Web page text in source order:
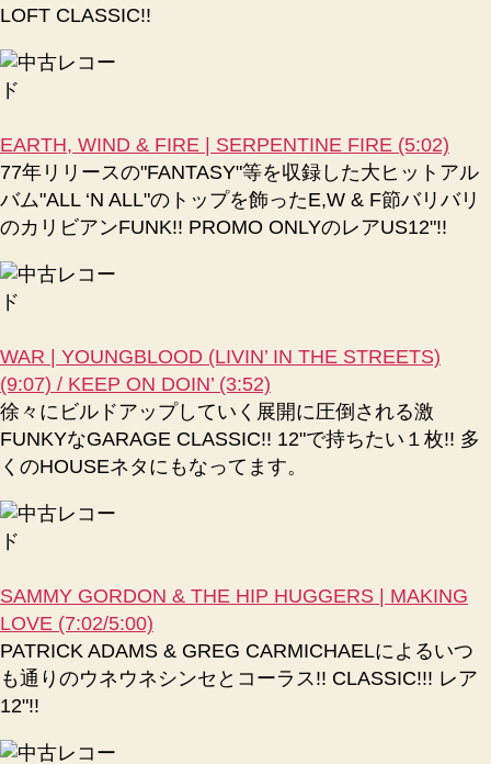
LOFT CLASSIC!!
EARTH, WIND & FIRE | SERPENTINE FIRE (5:02)
77年リリースの"FANTASY"等を収録した大ヒットアル
バム"ALL ‘N ALL"のトップを飾ったE,W & F節バリバリ
のカリビアンFUNK!! PROMO ONLYのレアUS12"!!
WAR | YOUNGBLOOD (LIVIN’ IN THE STREETS)
(9:07) / KEEP ON DOIN’ (3:52)
徐々にビルドアップしていく展開に圧倒される激
FUNKYなGARAGE CLASSIC!! 12"で持ちたい１枚!! 多
くのHOUSEネタにもなってます。
SAMMY GORDON & THE HIP HUGGERS | MAKING
LOVE (7:02/5:00)
PATRICK ADAMS & GREG CARMICHAELによるいつ
も通りのウネウネシンセとコーラス!! CLASSIC!!! レア
12"!!